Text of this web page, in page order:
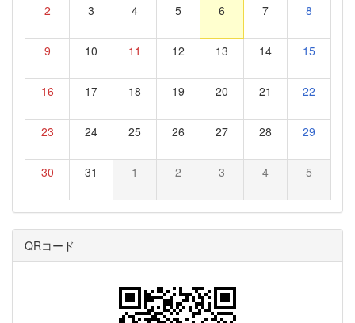
2 3 4 5 6 7 8
9 10 11 12 13 14 15
16 17 18 19 20 21 22
23 24 25 26 27 28 29
30 31 1 2 3 4 5
QRコード